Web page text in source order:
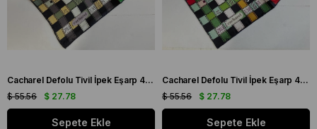
Cacharel Defolu Tivil İpek Eşarp 41989 Yeşil Karışık Desen
$ 27.78
$ 55.56
Sepete Ekle
Cacharel Defolu Tivil İpek Eşarp 41992 Yeşil Karışık Desen
$ 27.78
$ 55.56
Sepete Ekle